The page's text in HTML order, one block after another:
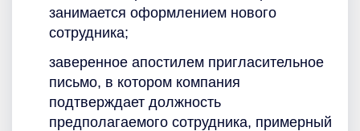
занимается оформлением нового
сотрудника;
заверенное апостилем пригласительное
письмо, в котором компания
подтверждает должность
предполагаемого сотрудника, примерный